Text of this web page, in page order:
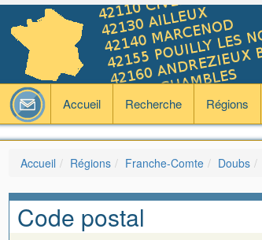
Accueil Recherche Régions
Accueil Régions Franche-Comte Doubs
Code postal